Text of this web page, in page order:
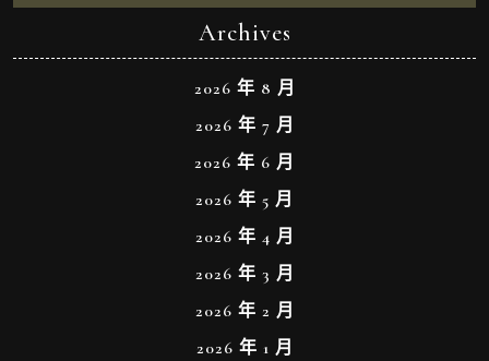
Archives
2026 年 8 月
2026 年 7 月
2026 年 6 月
2026 年 5 月
2026 年 4 月
2026 年 3 月
2026 年 2 月
2026 年 1 月